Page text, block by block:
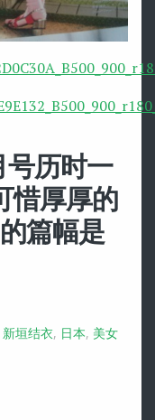
历时一
惜厚厚的
篇幅是
新垣结衣, 日本, 美女